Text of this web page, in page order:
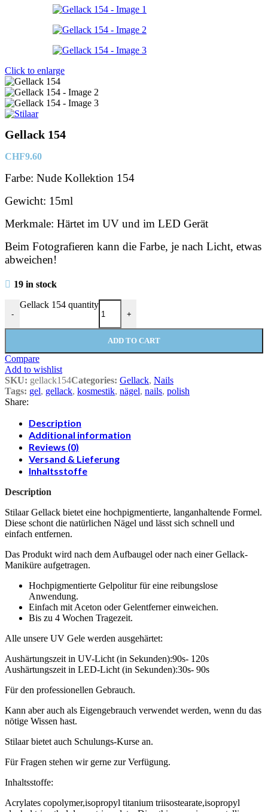
Click to enlarge
Gellack 154
CHF9.60
Farbe: Nude Kollektion 154
Gewicht: 15ml
Merkmale: Härtet im UV und im LED Gerät
Beim Fotografieren kann die Farbe, je nach Licht, etwas
abweichen!
19 in stock
-
Gellack 154 quantity
+
ADD TO CART
Compare
Add to wishlist
SKU: gellack154Categories: Gellack, Nails
Tags: gel, gellack, kosmestik, nägel, nails, polish
Share:
Description
Additional information
Reviews (0)
Versand & Lieferung
Inhaltsstoffe
Description
Stilaar Gellack bietet eine hochpigmentierte, langanhaltende Formel.
Diese schont die natürlichen Nägel und lässt sich schnell und
einfach entfernen.
Das Produkt wird nach dem Aufbaugel oder nach einer Gellack-
Maniküre aufgetragen.
Hochpigmentierte Gelpolitur für eine reibungslose
Anwendung.
Einfach mit Aceton oder Gelentferner einweichen.
Bis zu 4 Wochen Tragezeit.
Alle unsere UV Gele werden ausgehärtet:
Aushärtungszeit in UV-Licht (in Sekunden):90s- 120s
Aushärtungszeit in LED-Licht (in Sekunden):30s- 90s
Für den professionellen Gebrauch.
Kann aber auch als Eigengebrauch verwendet werden, wenn du das
nötige Wissen hast.
Stilaar bietet auch Schulungs-Kurse an.
Für Fragen stehen wir gerne zur Verfügung.
Inhaltsstoffe:
Acrylates copolymer,isopropyl titanium triisostearate,isopropyl